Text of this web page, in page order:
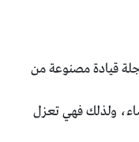
قيادة مصنوعة من
ولذلك فهي تعزل